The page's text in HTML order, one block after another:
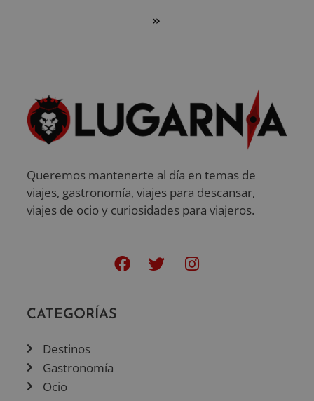
»
Queremos mantenerte al día en temas de
viajes, gastronomía, viajes para descansar,
viajes de ocio y curiosidades para viajeros.
CATEGORÍAS
Destinos
Gastronomía
Ocio